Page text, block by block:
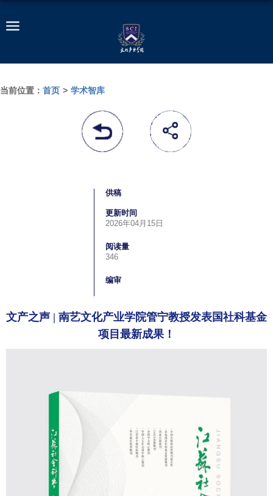
当前位置： 首页 > 学术智库
供稿
更新时间
2026年04月15日
阅读量
346
编审
文产之声 | 南艺文化产业学院管宁教授发表国社科基金
项目最新成果！